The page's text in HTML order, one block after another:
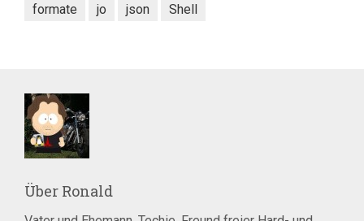
formate jo json Shell
Über Ronald